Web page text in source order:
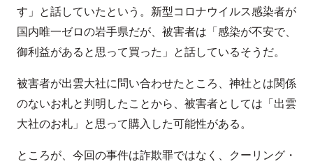
す」と話していたという。新型コロナウイルス感染者が
国内唯一ゼロの岩手県だが、被害者は「感染が不安で、
御利益があると思って買った」と話しているそうだ。
被害者が出雲大社に問い合わせたところ、神社とは関係
のないお札と判明したことから、被害者としては「出雲
大社のお札」と思って購入した可能性がある。
ところが、今回の事件は詐欺罪ではなく、クーリング・